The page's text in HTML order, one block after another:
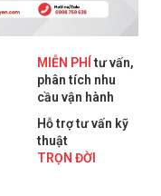
MIỄN PHÍ tư vấn,
phân tích nhu
cầu vận hành
Hỗ trợ tư vấn kỹ
thuật
TRỌN ĐỜI